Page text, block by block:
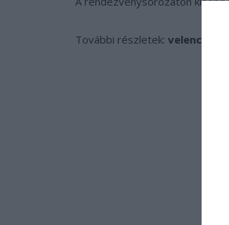
További részletek: